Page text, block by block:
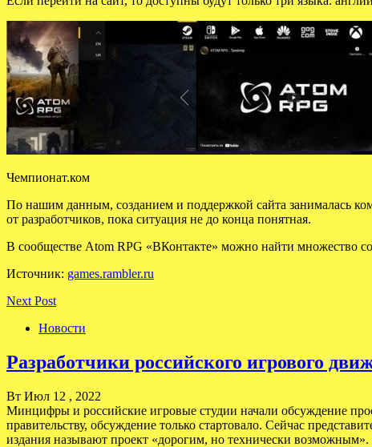
Чемпионат.ком
По нашим данным, созданием и поддержкой сайта занималась
от разработчиков, пока ситуация не до конца понятная.
В сообществе Atom RPG «ВКонтакте» можно найти множество
Источник: games.rambler.ru
Next Post
Новости
Разработчики российского игрового
Вт Июл 12 , 2022
Минцифры и российские игровые студии начали обсуждение
правительству, обсуждение только стартовало. Сейчас
издания называют проект «дорогим, но технически